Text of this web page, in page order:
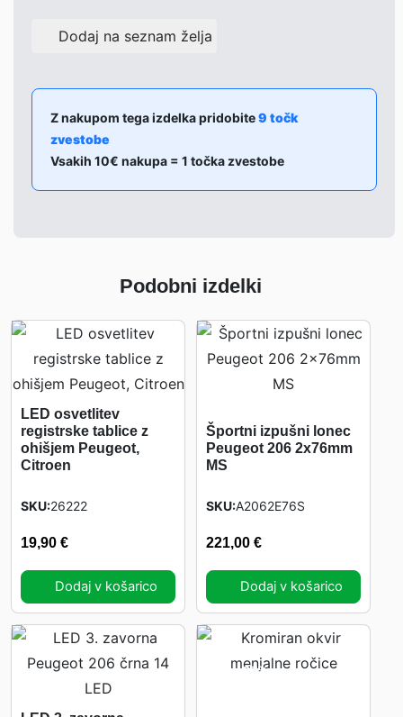
e
u
i
e
u
g
e
o
0
6
i
o
Dodaj na seznam želja
Z nakupom tega izdelka pridobite9 točk
zvestobe
Vsakih 10€ nakupa = 1 točka zvestobe
Podobni izdelki
LED osvetlitev
registrske tablice z
ohišjem Peugeot,
Citroen
SKU 26222
19,90 €
Dodaj v košarico
Športni izpušni lonec
Peugeot 206 2x76mm
MS
SKU A2062E76S
221,00 €
Dodaj v košarico
-67%